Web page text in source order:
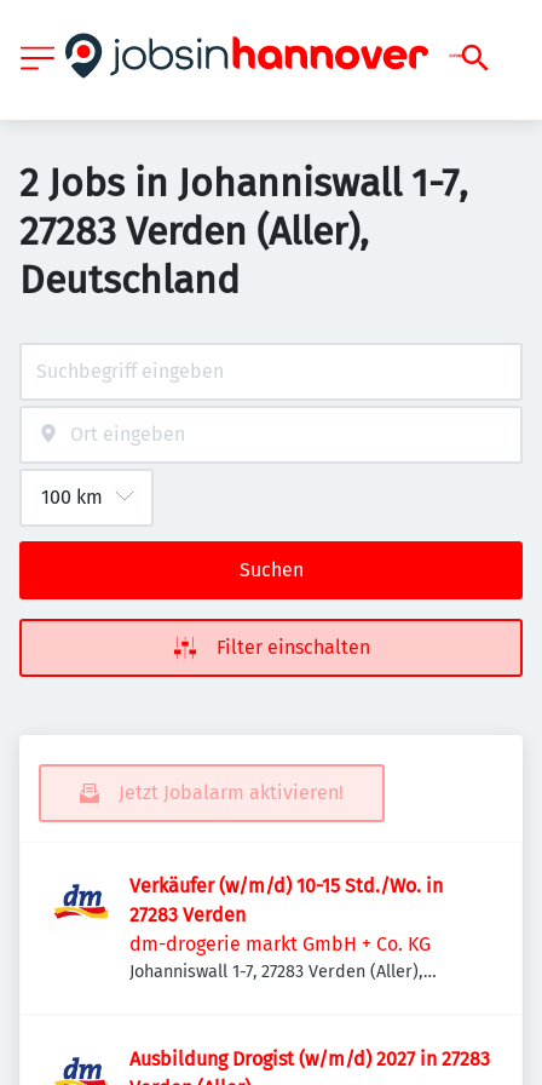
2 Jobs in Johanniswall 1-7,
27283 Verden (Aller),
Deutschland
Suchen
Filter einschalten
Jetzt Jobalarm aktivieren!
Verkäufer (w/m/d) 10-15 Std./Wo. in
27283 Verden
dm-drogerie markt GmbH + Co. KG
Johanniswall 1-7, 27283 Verden (Aller),
Ausbildung Drogist (w/m/d) 2027 in 27283